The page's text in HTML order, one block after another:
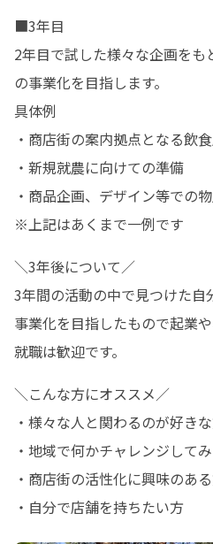
■3年目
2年目で試した様々な企画をも
の事業化を目指します。
具体例
・商店街の案内拠点となる飲
・新規就農に向けての準備
・商品企画、デザイン等での
※上記はあくまで一例です
＼3年後について／
3年間の活動の中で見つけた自
事業化を目指したもので起業
就職は歓迎です。
＼こんな方にオススメ／
・様々な人と関わるのが好き
・地域で何かチャレンジして
・商店街の活性化に興味のあ
・自分で店舗を持ちたい方